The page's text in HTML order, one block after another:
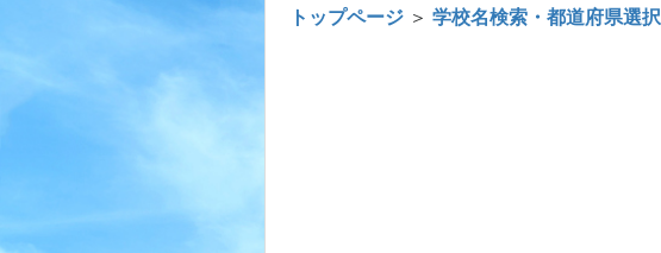
トップページ ＞ 学校名検索・都道府県選択